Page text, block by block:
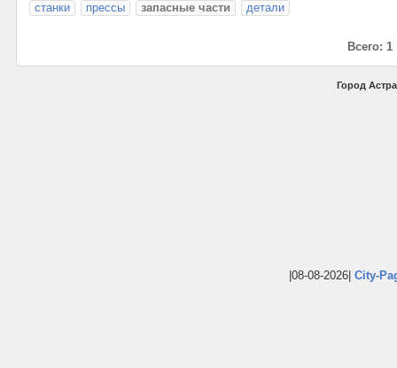
станки
прессы запасные части детали
Всего: 1
Город
|08-08-2026| City-